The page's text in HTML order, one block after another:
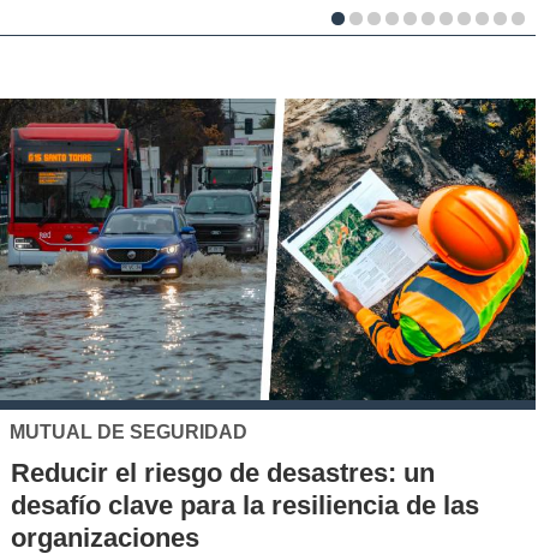
las
UC
Los 70 años de la Carrera de
la UC: Conoce su historia,
al desarrollo científico del país